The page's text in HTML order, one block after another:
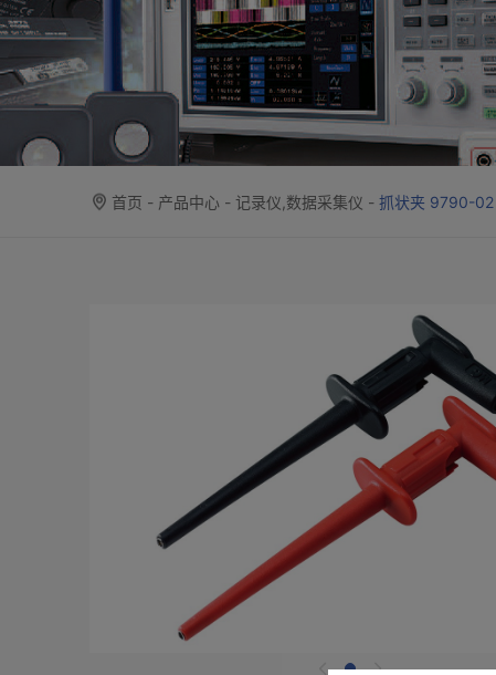
首页 - 产品中心- 记录仪,数据采集仪 - 抓状夹 9790-02